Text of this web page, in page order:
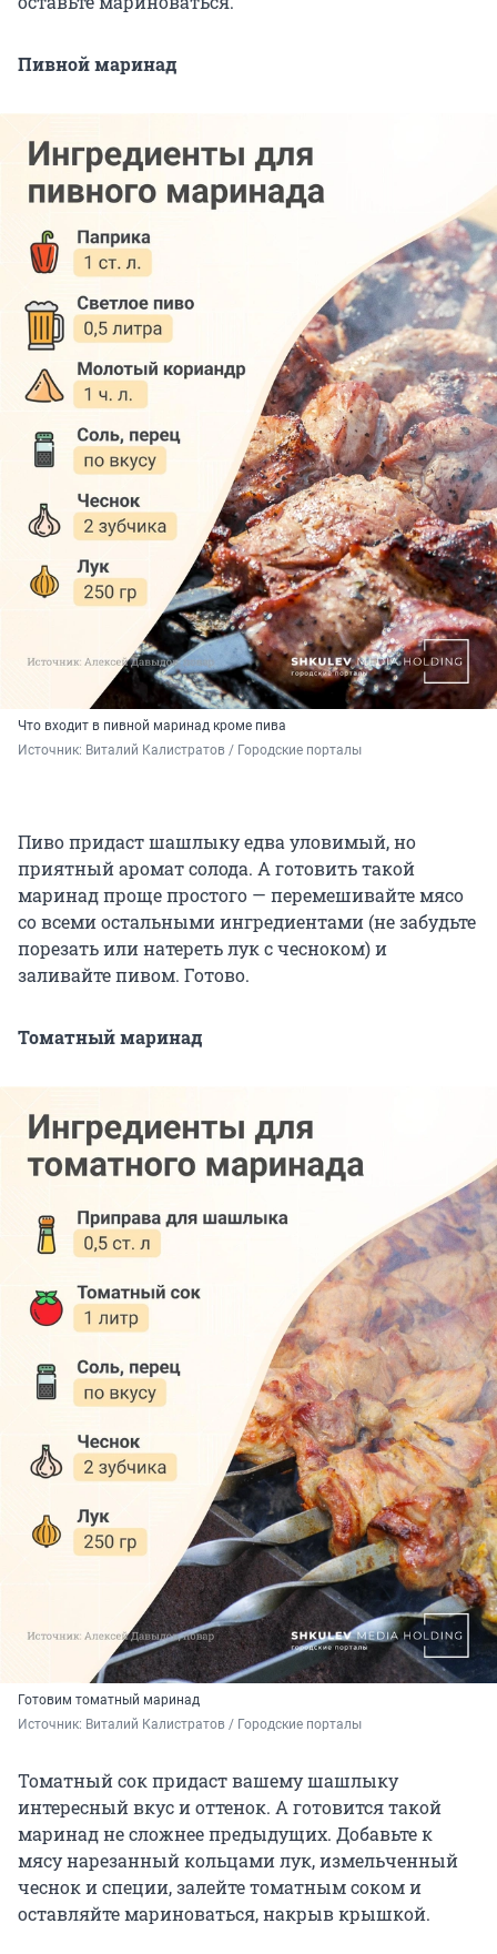
Пивной маринад
Что входит в пивной маринад кроме пива
Источник: Виталий Калистратов / Городские порталы
Пиво придаст шашлыку едва уловимый, но
приятный аромат солода. А готовить такой
маринад проще простого — перемешивайте мясо
со всеми остальными ингредиентами (не забудьте
порезать или натереть лук с чесноком) и
заливайте пивом. Готово.
Томатный маринад
Готовим томатный маринад
Источник: Виталий Калистратов / Городские порталы
Томатный сок придаст вашему шашлыку
интересный вкус и оттенок. А готовится такой
маринад не сложнее предыдущих. Добавьте к
мясу нарезанный кольцами лук, измельченный
чеснок и специи, залейте томатным соком и
оставляйте мариноваться, накрыв крышкой.